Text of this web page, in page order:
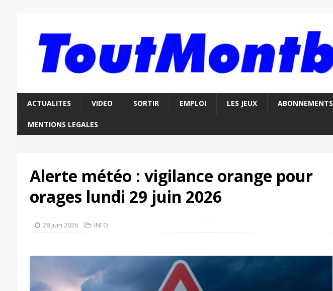
ACTUALITES VIDEO SORTIR EMPLOI LES JEUX ABONNEMENTS
MENTIONS LEGALES
Alerte météo : vigilance orange pour
orages lundi 29 juin 2026
28 juin 2026 INFO